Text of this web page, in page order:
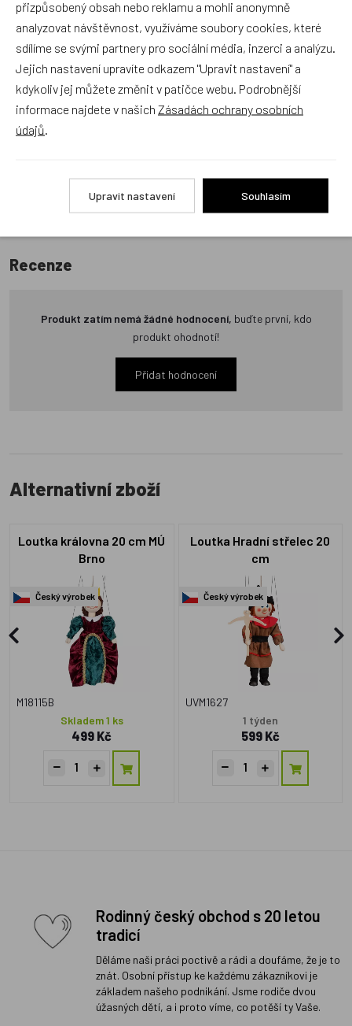
Recenze v detailu produktu a texty od zákazníků v poradně
odrážejí výhradně názory a stanoviska zákazníků. Provozovatel
e-shopu Dráček.cz texty zákazníků předem neschvaluje ani
neověřuje.
Recenze
Produkt zatím nemá žádné hodnocení, buďte první, kdo
produkt ohodnotí!
Přidat hodnocení
Alternativní zboží
Loutka královna 20 cm MÚ
Brno
Český výrobek
M18115B
Skladem 1 ks
499 Kč
Loutka Hradní střelec 20
cm
Český výrobek
UVM1627
1 týden
599 Kč
Rodinný český obchod s 20 letou
tradicí
Děláme naši práci poctivě a rádi a doufáme, že je to
znát. Osobní přístup ke každému zákazníkovi je
základem našeho podnikání. Jsme rodiče dvou
úžasných dětí, a i proto víme, co potěší ty Vaše.
přizpůsobený obsah nebo reklamu a mohli anonymně
analyzovat návštěvnost, využíváme soubory cookies, které
sdílíme se svými partnery pro sociální média, inzerci a analýzu.
Jejich nastavení upravíte odkazem "Upravit nastavení" a
kdykoliv jej můžete změnit v patičce webu. Podrobnější
informace najdete v našich Zásadách ochrany osobních
údajů
Upravit nastavení Souhlasím